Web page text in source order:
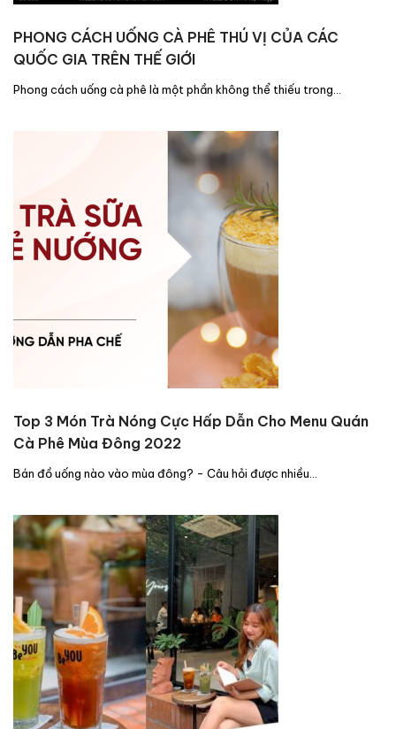
PHONG CÁCH UỐNG CÀ PHÊ THÚ VỊ CỦA CÁC
QUỐC GIA TRÊN THẾ GIỚI
Phong cách uống cà phê là một phần không thể thiếu trong…
Top 3 Món Trà Nóng Cực Hấp Dẫn Cho Menu Quán
Cà Phê Mùa Đông 2022
Bán đồ uống nào vào mùa đông? - Câu hỏi được nhiều…